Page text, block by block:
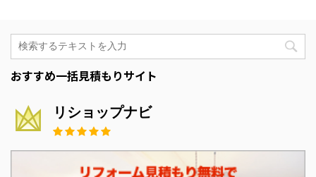
おすすめ一括見積もりサイト
リショップナビ